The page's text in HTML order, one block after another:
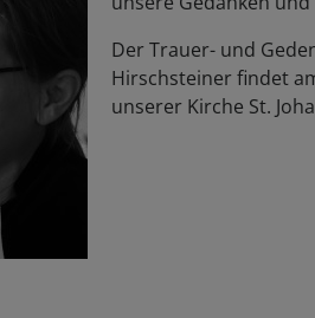
Der Trauer- und
Hirschsteiner findet
unserer Kirche St.